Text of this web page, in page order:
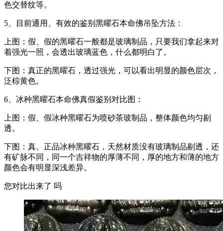
色交替纹等。
5、目前通用、有效的鉴别黑曜石本命佛吊坠方法：
上图：假、假的黑曜石一般都是玻璃制品，只要我们拿起来对
着强光一照，会透出玻璃蓝色，什么都明白了。
下图：真正的黑曜石，透过强光，可以看出明显的颜色层次，
泛棕黄色。
6、冰种黑曜石本命佛真假鉴别对比图：
上图：假、假冰种黑曜石为喷砂茶玻制品，整体颜色均匀剔
透。
下图：真、正品冰种黑曜石，天然材质没有玻璃制品剔透，还
有矿脉不同，同一个吉祥物的厚薄不同，厚的地方和薄的地方
颜色会有明显深浅差异。
您对比出来了 吗